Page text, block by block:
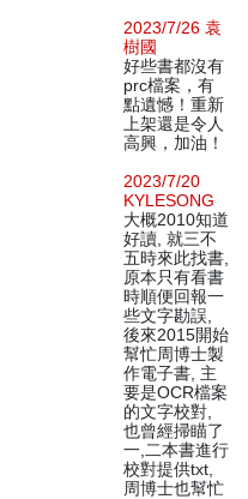
2023/7/26 袁
樹國
好些書都沒有
prc檔案，有
點遺憾！重新
上架還是令人
高興，加油！
2023/7/20
KYLESONG
大概2010知道
好讀, 就三不
五時來此找書,
原本只有看書
時順便回報一
些文字勘誤,
後來2015開始
幫忙周博士製
作電子書, 主
要是OCR檔案
的文字校對,
也曾經掃瞄了
一,二本書進行
校對提供txt,
周博士也幫忙